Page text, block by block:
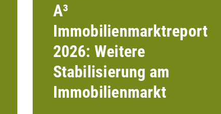
A³
Immobilienmarktreport
2026: Weitere
Stabilisierung am
Immobilienmarkt